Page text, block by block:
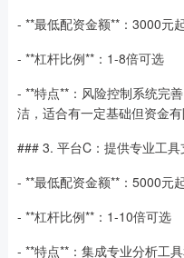
- **最低配资金额**：3000元
- **杠杆比例**：1-8倍可选
- **特点**：风险控制系统完
洁，适合有一定基础但资金有
### 3. 平台C：提供专业工具
- **最低配资金额**：5000元
- **杠杆比例**：1-10倍可选
- **特点**：集成专业分析工